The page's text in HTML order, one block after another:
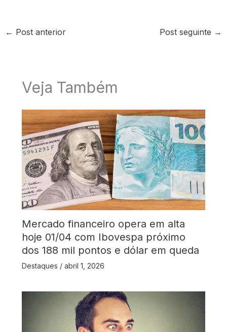
← Post anterior Post seguinte →
Veja Também
Mercado financeiro opera em alta
hoje 01/04 com Ibovespa próximo
dos 188 mil pontos e dólar em queda
Destaques / abril 1, 2026